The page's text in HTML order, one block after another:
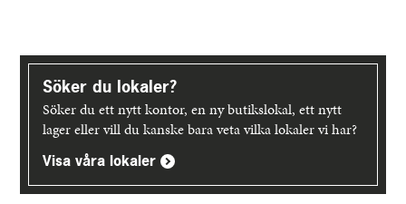
Upptäck
merSöker du lokaler?
Söker du ett nytt kontor, en ny butikslokal, ett nytt
lager eller vill du kanske bara veta vilka lokaler vi har?
Visa våra lokaler